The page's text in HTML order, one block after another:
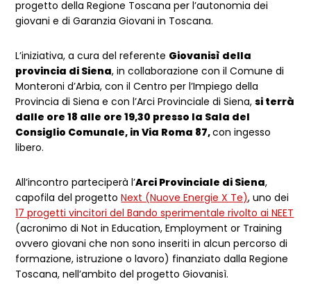
progetto della Regione Toscana per l’autonomia dei
giovani e di Garanzia Giovani in Toscana.
L’iniziativa, a cura del referente Giovanisì della
provincia di Siena, in collaborazione con il Comune di
Monteroni d’Arbia, con il Centro per l’Impiego della
Provincia di Siena e con l’Arci Provinciale di Siena,si terrà
dalle ore 18 alle ore 19,30 presso la Sala del
Consiglio Comunale, in Via Roma 87,con ingesso
libero.
All’incontro parteciperà l’Arci Provinciale di Siena,
capofila del progettoNext (Nuove Energie X Te), uno dei
17 progetti vincitori del Bando sperimentale rivolto ai NEET
(acronimo di Not in Education, Employment or Training
ovvero giovani che non sono inseriti in alcun percorso di
formazione, istruzione o lavoro) finanziato dalla Regione
Toscana, nell’ambito del progetto Giovanisì.